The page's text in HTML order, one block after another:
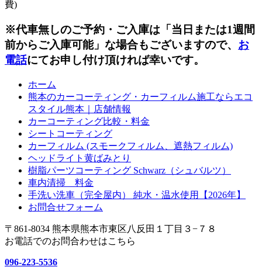
費)
※代車無しのご予約・ご入庫は「当日または1週間
前からご入庫可能」な場合もございますので、 お
電話にてお申し付け頂ければ幸いです。
ホーム
熊本のカーコーティング・カーフィルム施工ならエコ
スタイル熊本｜店舗情報
カーコーティング比較・料金
シートコーティング
カーフィルム (スモークフィルム、遮熱フィルム)
ヘッドライト黄ばみとり
樹脂パーツコーティング Schwarz（シュバルツ）
車内清掃 料金
手洗い洗車（完全屋内） 純水・温水使用【2026年】
お問合せフォーム
〒861-8034 熊本県熊本市東区八反田１丁目３−７８
お電話でのお問合わせはこちら
096-223-5536